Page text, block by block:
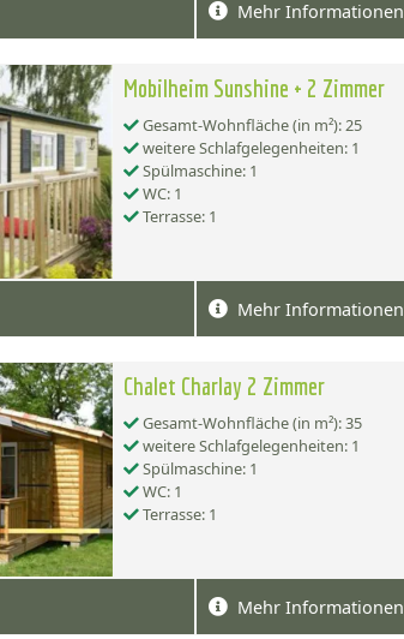
Mehr Informationen
Mobilheim Sunshine + 2 Zimmer
Gesamt-Wohnfläche (in m²): 25
weitere Schlafgelegenheiten: 1
Spülmaschine: 1
WC: 1
Terrasse: 1
Mehr Informationen
Chalet Charlay 2 Zimmer
Gesamt-Wohnfläche (in m²): 35
weitere Schlafgelegenheiten: 1
Spülmaschine: 1
WC: 1
Terrasse: 1
Mehr Informationen